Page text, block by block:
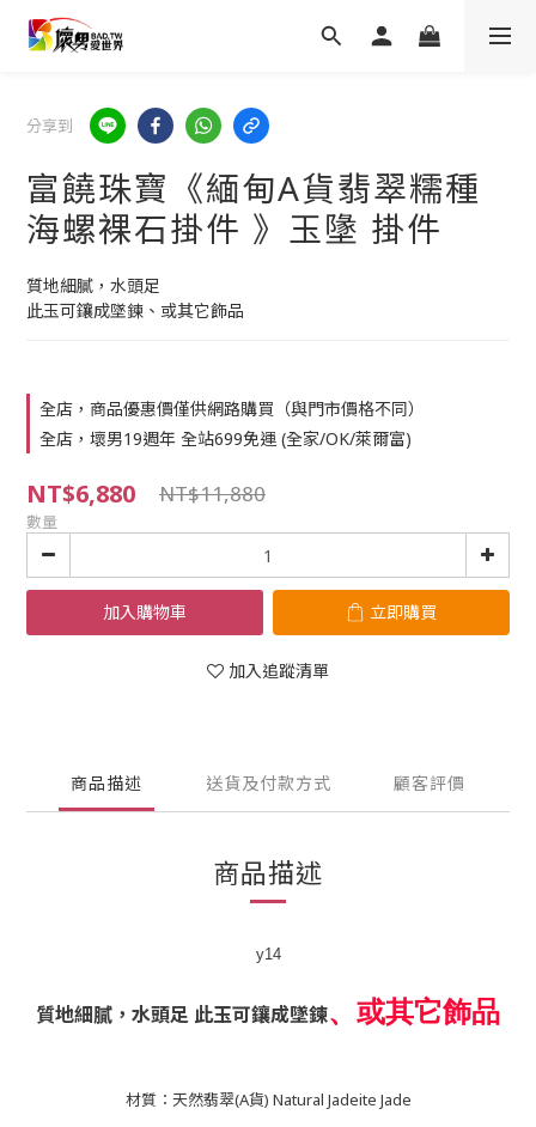
分享到
富饒珠寶《緬甸A貨翡翠糯種
海螺裸石掛件 》玉墬 掛件
質地細膩，水頭足
此玉可鑲成墜鍊、或其它飾品
全店，商品優惠價僅供網路購買（與門市價格不同）
全店，壞男19週年 全站699免運 (全家/OK/萊爾富)
NT$6,880 NT$11,880
數量
加入購物車 立即購買
加入追蹤清單
商品描述 送貨及付款方式 顧客評價
商品描述
y14
質地細膩，水頭足 此玉可鑲成墜鍊、或其它飾品
材質：天然翡翠(A貨) Natural Jadeite Jade